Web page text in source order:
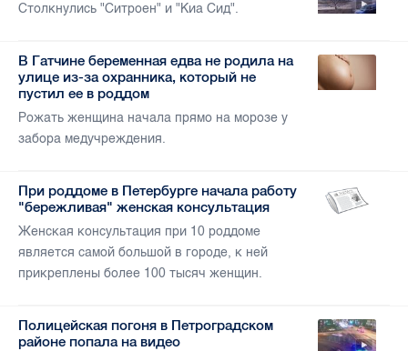
Столкнулись "Ситроен" и "Киа Сид".
В Гатчине беременная едва не родила на
улице из-за охранника, который не
пустил ее в роддом
Рожать женщина начала прямо на морозе у
забора медучреждения.
При роддоме в Петербурге начала работу
"бережливая" женская консультация
Женская консультация при 10 роддоме
является самой большой в городе, к ней
прикреплены более 100 тысяч женщин.
Полицейская погоня в Петроградском
районе попала на видео